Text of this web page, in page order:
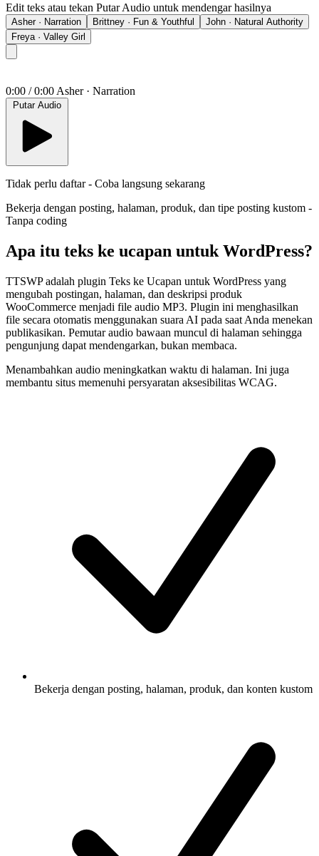
Edit teks atau tekan Putar Audio untuk mendengar hasilnya
Asher · Narration Brittney · Fun & Youthful
John · Natural Authority
Freya · Valley Girl
0:00 / 0:00 Asher· Narration
Putar Audio
Tidak perlu daftar - Coba langsung sekarang
Bekerja dengan posting, halaman, produk, dan tipe posting kustom -
Tanpa coding
Apa itu teks ke ucapan untuk WordPress?
TTSWP adalah plugin Teks ke Ucapan untuk WordPress yang
mengubah postingan, halaman, dan deskripsi produk
WooCommerce menjadi file audio MP3. Plugin ini menghasilkan
file secara otomatis menggunakan suara AI pada saat Anda menekan
publikasikan. Pemutar audio bawaan muncul di halaman sehingga
pengunjung dapat mendengarkan, bukan membaca.
Menambahkan audio meningkatkan waktu di halaman. Ini juga
membantu situs memenuhi persyaratan aksesibilitas WCAG.
Bekerja dengan posting, halaman, produk, dan konten kustom